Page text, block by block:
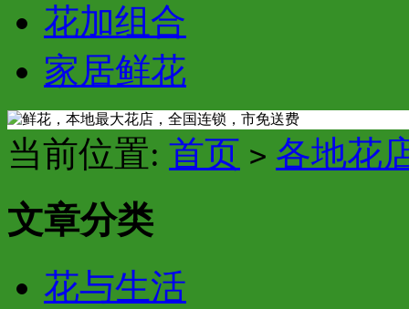
花加组合
家居鲜花
当前位置: 首页 > 各地花
文章分类
花与生活